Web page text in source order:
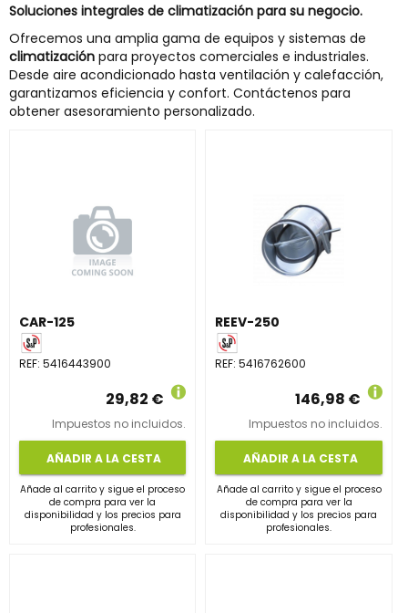
Soluciones integrales de climatización para su negocio.
Ofrecemos una amplia gama de equipos y sistemas de
climatización para proyectos comerciales e industriales.
Desde aire acondicionado hasta ventilación y calefacción,
garantizamos eficiencia y confort. Contáctenos para
obtener asesoramiento personalizado.
CAR-125
REF: 5416443900
29,82 €
Impuestos no incluidos.
AÑADIR A LA CESTA
Añade al carrito y sigue el proceso
de compra para ver la
disponibilidad y los precios para
profesionales.
REEV-250
REF:5416762600
146,98 €
Impuestos no incluidos.
AÑADIR A LA CESTA
Añade al carrito y sigue el proceso
de compra para ver la
disponibilidad y los precios para
profesionales.